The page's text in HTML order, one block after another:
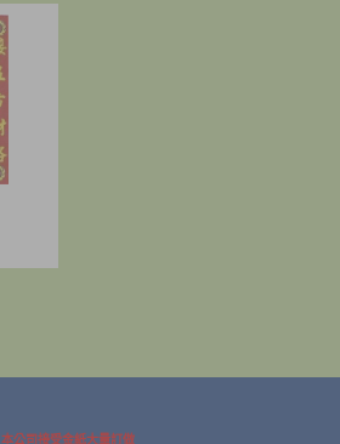
本公司接受金紙大量訂做